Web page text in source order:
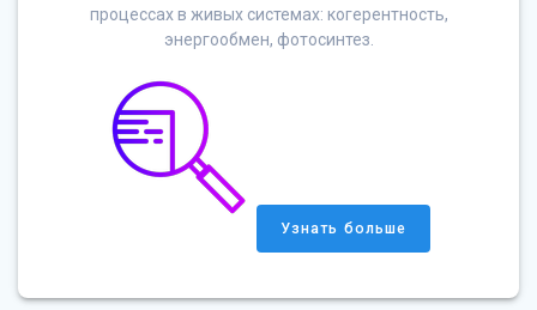
процессах в живых системах: когерентность,
энергообмен, фотосинтез.
Узнать больше